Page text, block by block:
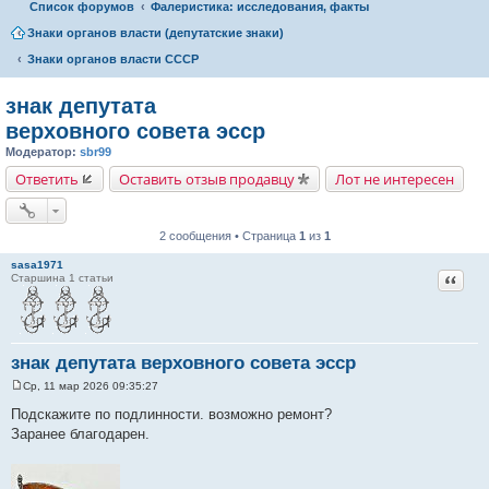
Список форумов
Фалеристика: исследования, факты
Знаки органов власти (депутатские знаки)
Знаки органов власти СССР
знак депутата
верховного совета эсср
Модератор: sbr99
Ответить Оставить отзыв продавцу Лот не интересен
2 сообщения • Страница 1 из 1
sasa1971
Старшина 1 статьи
знак депутата верховного совета эсср
о
б
н
Ср, 11 мар 2026 09:35:27
Подскажите по подлинности. возможно ремонт?
Заранее благодарен.